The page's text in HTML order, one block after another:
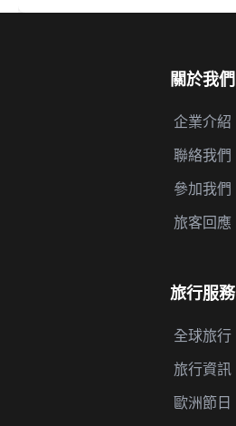
關於我們
企業介紹
聯絡我們
參加我們
旅客回應
旅行服務
全球旅行
旅行資訊
歐洲節日